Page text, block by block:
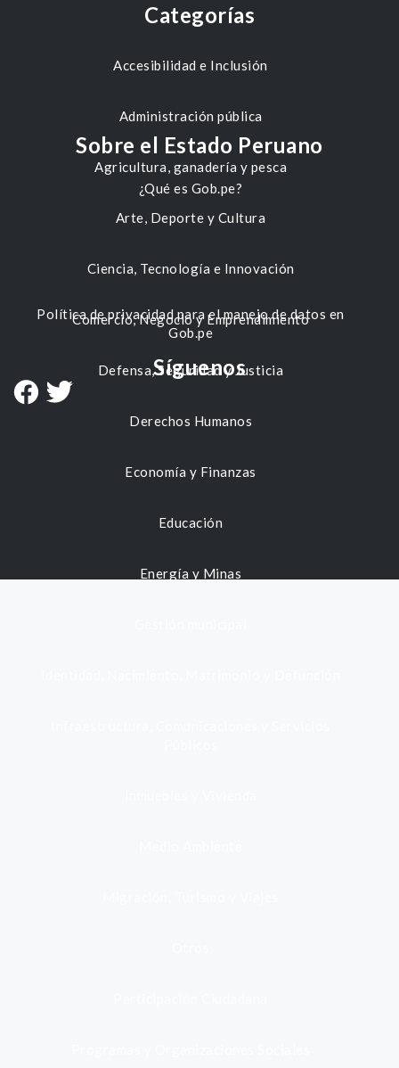
Categorías
Accesibilidad e Inclusión
Administración pública
Agricultura, ganadería y pesca
Arte, Deporte y Cultura
Ciencia, Tecnología e Innovación
Comercio, Negocio y Emprendimiento
Defensa, Seguridad y Justicia
Derechos Humanos
Economía y Finanzas
Educación
Energía y Minas
Sobre el Estado Peruano
¿Qué es Gob.pe?
Política de privacidad para el manejo de datos en
Gob.pe
Síguenos